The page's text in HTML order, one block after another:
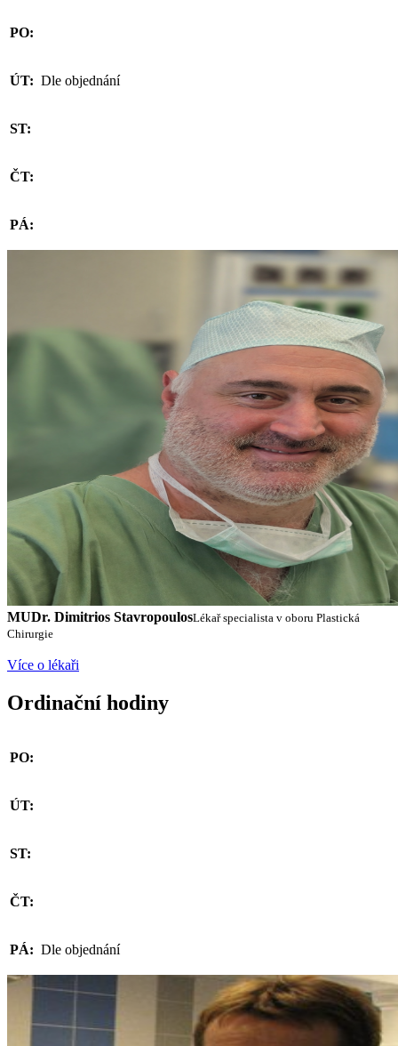
PO:
ÚT: Dle objednání
ST:
ČT:
PÁ:
MUDr. Dimitrios StavropoulosLékař specialista v oboru Plastická
Chirurgie
Více o lékaři
Ordinační hodiny
PO:
ÚT:
ST:
ČT:
PÁ: Dle objednání